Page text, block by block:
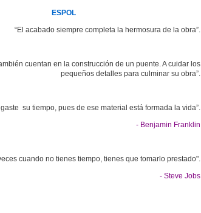
ESPOL
“El acabado siempre completa la hermosura de la obra”.
cuentan en la construcción de un puente. A cuidar los
pequeños detalles para culminar su obra”.
su tiempo, pues de ese material está formada la vida”.
- Benjamin Franklin
cuando no tienes tiempo, tienes que tomarlo prestado".
- Steve Jobs